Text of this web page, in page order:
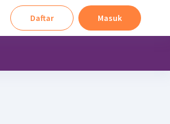
Daftar Masuk